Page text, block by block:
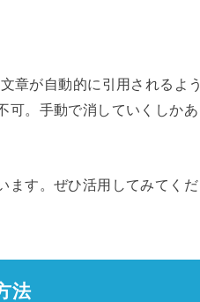
章が自動的に引用されるよう
可。手動で消していくしかあ
ます。ぜひ活用してみてくだ
法